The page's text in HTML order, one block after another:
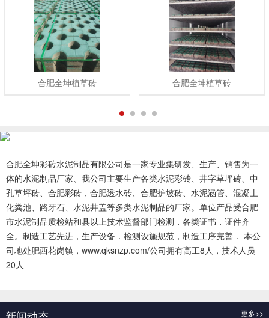
合肥全坤植草砖 合肥全坤植草砖
合肥全坤彩砖水泥制品有限公司是一家专业集研发、生产、销售为一
体的水泥制品厂家、我公司主要生产各类水泥彩砖、井字草坪砖、中
孔草坪砖、合肥彩砖，合肥透水砖、合肥护坡砖、水泥涵管、混凝土
化粪池、路牙石、水泥井盖等多类水泥制品的厂家。单位产品受合肥
市水泥制品质检站和县以上技术监督部门检测．各类证书．证件齐
全。制造工艺先进，生产设备．检测设施规范，制造工序完善． 本公
司地处肥西花岗镇，www.qksnzp.com/公司拥有高工8人，技术人员
20人
更多>>